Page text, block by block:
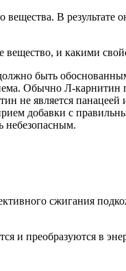
В результате
и какими
быть
Обычно Л-карнитин
является панацеей
добавки с
небезопасным.
сжигания
и преобразуются в